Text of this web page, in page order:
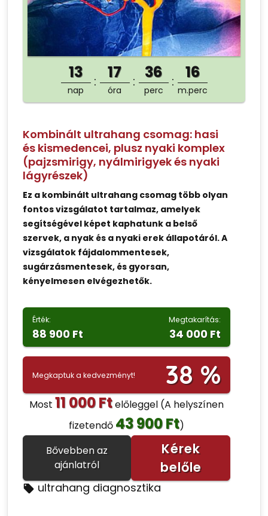
13
nap
17
óra
36
perc
16
m.perc
Kombinált ultrahang csomag: hasi
és kismedencei, plusz nyaki komplex
(pajzsmirigy, nyálmirigyek és nyaki
lágyrészek)
Ez a kombinált ultrahang csomag több olyan
fontos vizsgálatot tartalmaz, amelyek
segítségével képet kaphatunk a belső
szervek, a nyak és a nyaki erek állapotáról. A
vizsgálatok fájdalommentesek,
sugárzásmentesek, és gyorsan,
kényelmesen elvégezhetők.
Érték:
88 900 Ft
Megtakarítás:
34 000 Ft
Megkaptuk a kedvezményt! 38 %
Most 11 000 Ftelőleggel (A helyszínen
fizetendő 43 900 Ft)
Bővebben az
ajánlatról
Kérek
belőle
ultrahang diagnosztika